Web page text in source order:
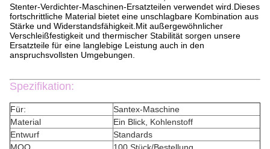
Stenter-Verdichter-Maschinen-Ersatzteilen verwendet wird.Dieses
fortschrittliche Material bietet eine unschlagbare Kombination aus
Stärke und Widerstandsfähigkeit.Mit außergewöhnlicher
Verschleißfestigkeit und thermischer Stabilität sorgen unsere
Ersatzteile für eine langlebige Leistung auch in den
anspruchsvollsten Umgebungen.
Spezifikation:
Für:
Santex-Maschine
Material
Ein Blick, Kohlenstoff
Entwurf
Standards